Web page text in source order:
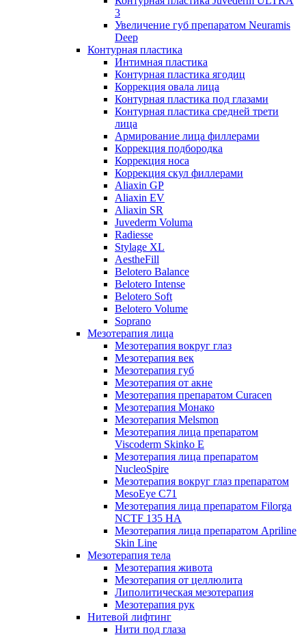
3
Увеличение губ препаратом Neuramis
Deep
Контурная пластика
Интимная пластика
Контурная пластика ягодиц
Коррекция овала лица
Контурная пластика под глазами
Контурная пластика средней трети
лица
Армирование лица филлерами
Коррекция подбородка
Коррекция носа
Коррекция скул филлерами
Aliaxin GP
Aliaxin EV
Aliaxin SR
Juvederm Voluma
Radiesse
Stylage XL
AestheFill
Belotero Balance
Belotero Intense
Belotero Soft
Belotero Volume
Soprano
Мезотерапия лица
Мезотерапия вокруг глаз
Мезотерапия век
Мезотерапия губ
Мезотерапия от акне
Мезотерапия препаратом Curacen
Мезотерапия Монако
Мезотерапия Melsmon
Мезотерапия лица препаратом
Viscoderm Skinko E
Мезотерапия лица препаратом
NucleoSpire
Мезотерапия вокруг глаз препаратом
MesoEye С71
Мезотерапия лица препаратом Filorga
NCTF 135 HA
Мезотерапия лица препаратом Apriline
Skin Line
Мезотерапия тела
Мезотерапия живота
Мезотерапия от целлюлита
Липолитическая мезотерапия
Мезотерапия рук
Нитевой лифтинг
Нити под глаза